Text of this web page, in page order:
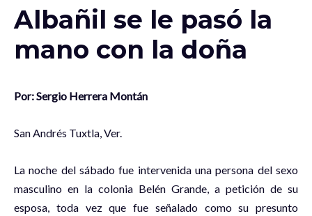
Albañil se le pasó la
mano con la doña
Por: Sergio Herrera Montán
San Andrés Tuxtla, Ver.
La noche del sábado fue intervenida una persona del sexo
masculino en la colonia Belén Grande, a petición de su
esposa, toda vez que fue señalado como su presunto